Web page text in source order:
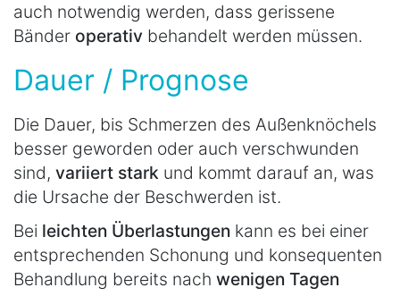
auch notwendig werden, dass gerissene
Bänder operativ behandelt werden müssen.
Dauer / Prognose
Die Dauer, bis Schmerzen des Außenknöchels
besser geworden oder auch verschwunden
sind, variiert stark und kommt darauf an, was
die Ursache der Beschwerden ist.
Bei leichten Überlastungen kann es bei einer
entsprechenden Schonung und konsequenten
Behandlung bereits nach wenigen Tagen